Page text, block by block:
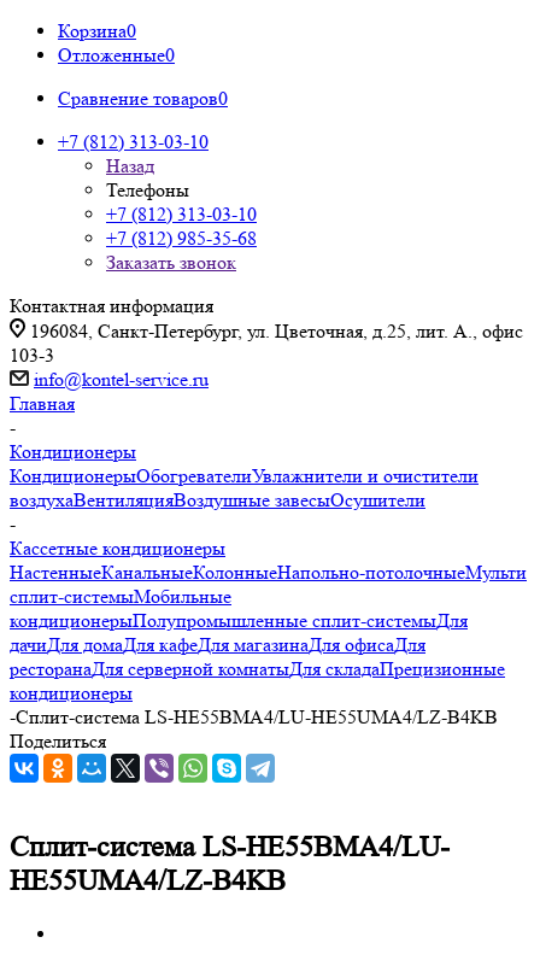
Корзина0
Отложенные0
Сравнение товаров0
+7 (812) 313-03-10
Назад
Телефоны
+7 (812) 313-03-10
+7 (812) 985-35-68
Заказать звонок
Контактная информация
196084, Санкт-Петербург, ул. Цветочная, д.25, лит. А., офис
103-3
info@kontel-service.ru
Главная
-
Кондиционеры
КондиционерыОбогревателиУвлажнители и очистители
воздухаВентиляцияВоздушные завесыОсушители
-
Кассетные кондиционеры
НастенныеКанальныеКолонныеНапольно-потолочныеМульти
сплит-системыМобильные
кондиционерыПолупромышленные сплит-системыДля
дачиДля домаДля кафеДля магазинаДля офисаДля
ресторанаДля серверной комнатыДля складаПрецизионные
кондиционеры
-Сплит-система LS-HE55BMA4/LU-HE55UMA4/LZ-B4KB
Поделиться
Сплит-система LS-HE55BMA4/LU-
HE55UMA4/LZ-B4KB